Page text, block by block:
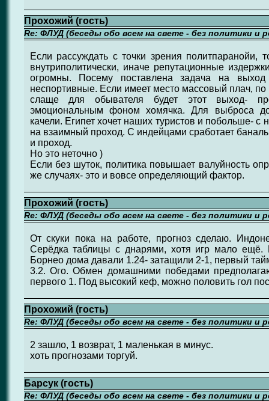
Прохожий (гость)
Re: ФЛУД (беседы обо всем на свете - без политики и
Если рассуждать с точки зрения политпаранойи,
внутриполитически, иначе репутационные
огромны. Посему поставлена задача на
неспортивные. Если имеет место массовый плач,
слаще для обывателя будет этот выход-
эмоциональным фоном хомячка. Для выброса
качели. Египет хочет наших туристов и побольше- с
на взаимный проход. С индейцами сработает
и проход.
Но это неточно )
Если без шуток, политика повышает валуйность
же случаях- это и вовсе определяющий фактор.
Прохожий (гость)
Re: ФЛУД (беседы обо всем на свете - без политики и
От скуки пока на работе, прогноз сделаю.
Серёдка таблицы с днарями, хотя игр мало
Борнео дома давали 1.24- затащили 2-1, первый
3.2. Ого. Обмен домашними победами
первого 1. Под высокий кеф, можно половить гол
Прохожий (гость)
Re: ФЛУД (беседы обо всем на свете - без политики и
2 зашло, 1 возврат, 1 маленькая в минус.
хоть прогнозами торгуй.
Барсук (гость)
Re: ФЛУД (беседы обо всем на свете - без политики и